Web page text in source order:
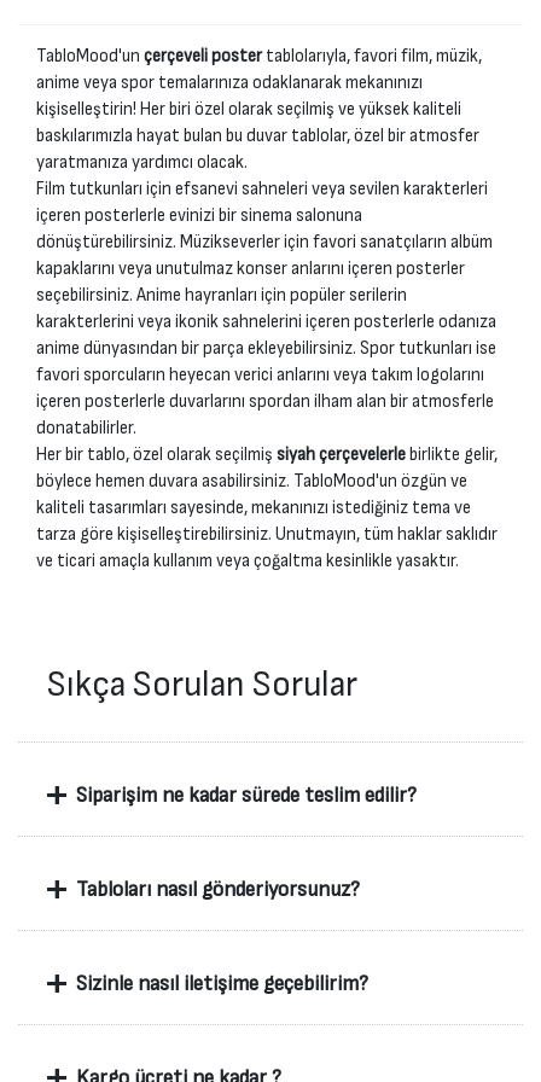
TabloMood'un çerçeveli postertablolarıyla, favori film, müzik,
anime veya spor temalarınıza odaklanarak mekanınızı
kişiselleştirin! Her biri özel olarak seçilmiş ve yüksek kaliteli
baskılarımızla hayat bulan bu duvar tablolar, özel bir atmosfer
yaratmanıza yardımcı olacak.
Film tutkunları için efsanevi sahneleri veya sevilen karakterleri
içeren posterlerle evinizi bir sinema salonuna
dönüştürebilirsiniz. Müzikseverler için favori sanatçıların albüm
kapaklarını veya unutulmaz konser anlarını içeren posterler
seçebilirsiniz. Anime hayranları için popüler serilerin
karakterlerini veya ikonik sahnelerini içeren posterlerle odanıza
anime dünyasından bir parça ekleyebilirsiniz. Spor tutkunları ise
favori sporcuların heyecan verici anlarını veya takım logolarını
içeren posterlerle duvarlarını spordan ilham alan bir atmosferle
donatabilirler.
Her bir tablo, özel olarak seçilmiş siyah çerçevelerlebirlikte gelir,
böylece hemen duvara asabilirsiniz. TabloMood'un özgün ve
kaliteli tasarımları sayesinde, mekanınızı istediğiniz tema ve
tarza göre kişiselleştirebilirsiniz. Unutmayın, tüm haklar saklıdır
ve ticari amaçla kullanım veya çoğaltma kesinlikle yasaktır.
Sıkça Sorulan Sorular
+ Siparişim ne kadar sürede teslim edilir?
+ Tabloları nasıl gönderiyorsunuz?
+ Sizinle nasıl iletişime geçebilirim?